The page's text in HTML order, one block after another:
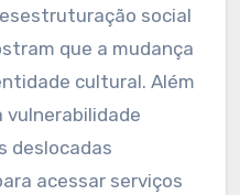
social
que a mudança
cultural. Além
vulnerabilidade
deslocadas
acessar serviços